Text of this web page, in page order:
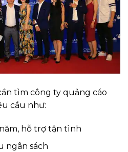
tìm công ty quảng cáo
cầu như:
hỗ trợ tận tình
ngân sách